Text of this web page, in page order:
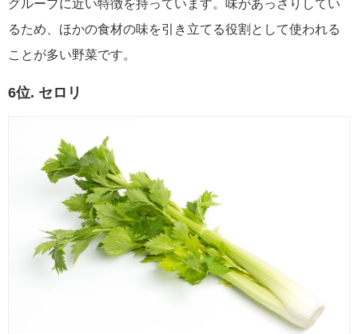
グループに近い特徴を持っています。味があっさりしてい
るため、ほかの食材の味を引き立てる役割として使われる
ことが多い野菜です。
6位. セロリ